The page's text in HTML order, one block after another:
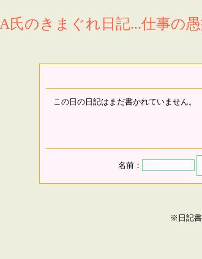
A氏のきまぐれ日記...仕事の
この日の日記はまだ書かれていません。
名前：
※日記書